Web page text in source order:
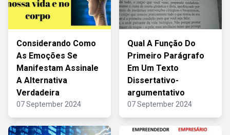
Considerando Como
As Emoções Se
Manifestam Assinale
A Alternativa
Verdadeira
07 September 2024
Qual A Função Do
Primeiro Parágrafo
Em Um Texto
Dissertativo-
argumentativo
07 September 2024